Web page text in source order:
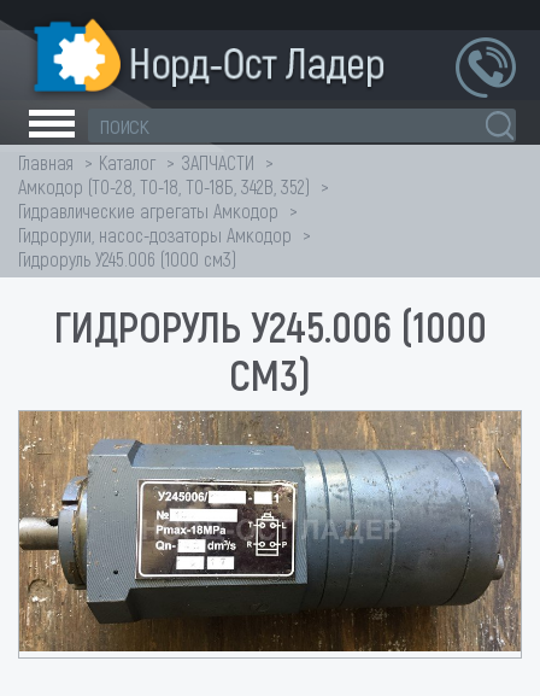
Главная Каталог
ЗАПЧАСТИ
Амкодор (ТО-28, ТО-18, ТО-18Б, 342В, 352)
Гидравлические агрегаты Амкодор
Гидрорули, насос-дозаторы Амкодор
Гидроруль У245.006 (1000 см3)
ГИДРОРУЛЬ У245.006 (1000
СМ3)